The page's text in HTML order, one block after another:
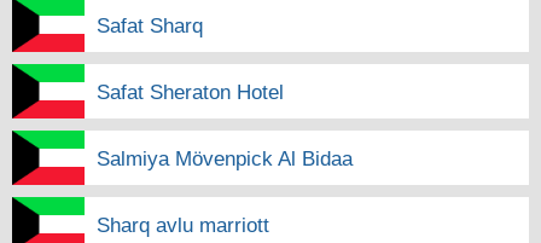
Safat Sharq
Safat Sheraton Hotel
Salmiya Mövenpick Al Bidaa
Sharq avlu marriott